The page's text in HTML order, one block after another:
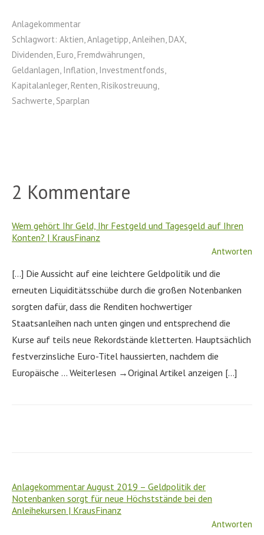
Anlagekommentar
Schlagwort: Aktien,Anlagetipp,Anleihen, DAX,
Dividenden, Euro, Fremdwährungen,
Geldanlagen, Inflation, Investmentfonds,
Kapitalanleger, Renten, Risikostreuung,
Sachwerte, Sparplan
2 Kommentare
Wem gehört Ihr Geld, Ihr Festgeld und Tagesgeld auf Ihren
Konten? | KrausFinanz
Antworten
[…] Die Aussicht auf eine leichtere Geldpolitik und die
erneuten Liquiditätsschübe durch die großen Notenbanken
sorgten dafür, dass die Renditen hochwertiger
Staatsanleihen nach unten gingen und entsprechend die
Kurse auf teils neue Rekordstände kletterten. Hauptsächlich
festverzinsliche Euro-Titel haussierten, nachdem die
Europäische … Weiterlesen →Original Artikel anzeigen […]
Anlagekommentar August 2019 – Geldpolitik der
Notenbanken sorgt für neue Höchststände bei den
Anleihekursen | KrausFinanz
Antworten